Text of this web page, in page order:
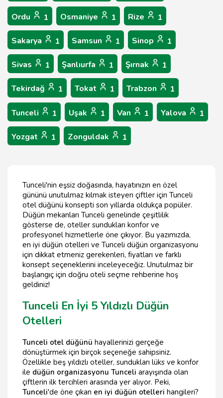
Ordu 1 Osmaniye 1 Rize 1
Sakarya 1 Samsun 1 Sinop 1
Sivas 1 Şanlıurfa 1 Şırnak 1
Tekirdağ 1 Tokat 1 Trabzon 1
Tunceli 1 Uşak 1 Van 1 Yalova 1
Yozgat 1 Zonguldak 1
Tunceli'nin eşsiz doğasında, hayatınızın en özel
gününü unutulmaz kılmak isteyen çiftler için Tunceli
otel düğünü konsepti son yıllarda oldukça popüler.
Düğün mekanları Tunceli genelinde çeşitlilik
gösterse de, oteller sundukları konfor ve
profesyonel hizmetlerle öne çıkıyor. Bu yazımızda,
en iyi düğün otelleri ve Tunceli düğün organizasyonu
için dikkat etmeniz gerekenleri, fiyatları ve farklı
konsept seçeneklerini inceleyeceğiz. Unutulmaz bir
başlangıç için doğru oteli seçme rehberine hoş
geldiniz!
Tunceli En İyi 5 Yıldızlı Düğün
Otelleri
Tunceli otel düğünü hayallerinizi gerçeğe
dönüştürmek için birçok seçeneğe sahipsiniz.
Özellikle beş yıldızlı oteller, sundukları lüks ve konfor
ile düğün organizasyonu Tunceli arayışında olan
çiftlerin ilk tercihleri arasında yer alıyor. Peki,
Tunceli'de öne çıkan en iyi düğün otelleri hangileri?